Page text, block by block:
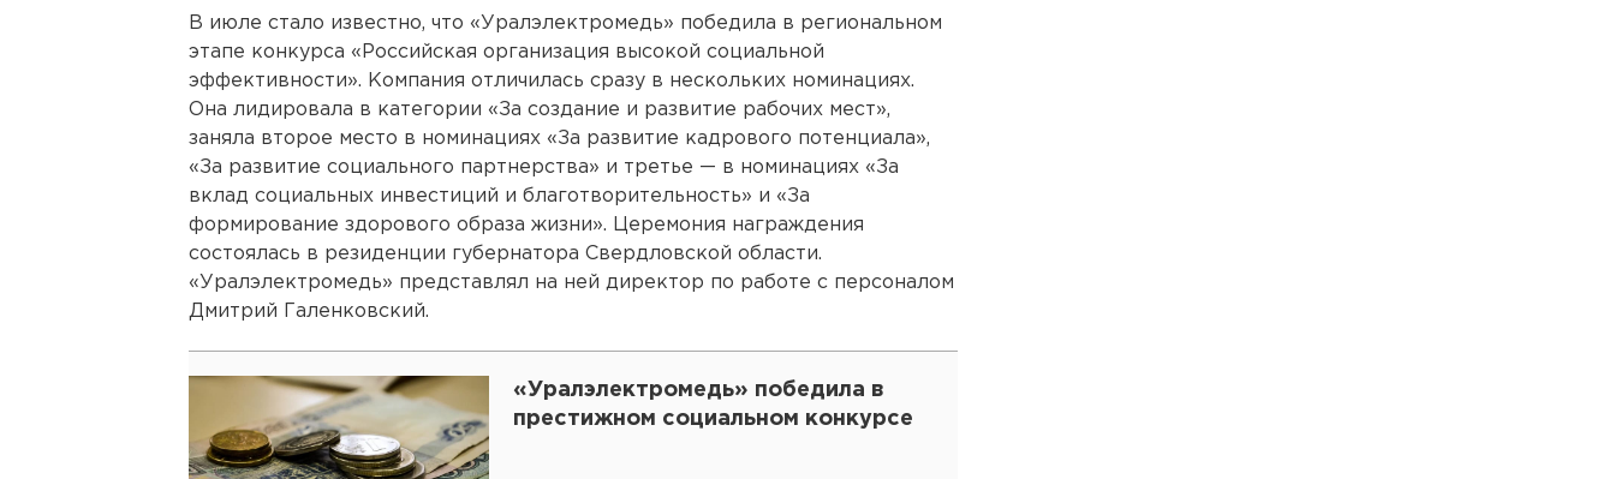
В июле стало известно, что «Уралэлектромедь» победила в региональном
этапе конкурса «Российская организация высокой социальной
эффективности». Компания отличилась сразу в нескольких номинациях.
Она лидировала в категории «За создание и развитие рабочих мест»,
заняла второе место в номинациях «За развитие кадрового потенциала»,
«За развитие социального партнерства» и третье — в номинациях «За
вклад социальных инвестиций и благотворительность» и «За
формирование здорового образа жизни». Церемония награждения
состоялась в резиденции губернатора Свердловской области.
«Уралэлектромедь» представлял на ней директор по работе с персоналом
Дмитрий Галенковский.
«Уралэлектромедь» победила в
престижном социальном конкурсе